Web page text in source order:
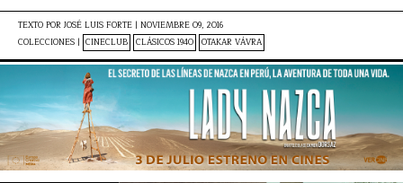
TEXTO POR JOSÉ LUIS FORTE | NOVIEMBRE 09, 2016
COLECCIONES | CINECLUB CLÁSICOS 1940 OTAKAR VÁVRA